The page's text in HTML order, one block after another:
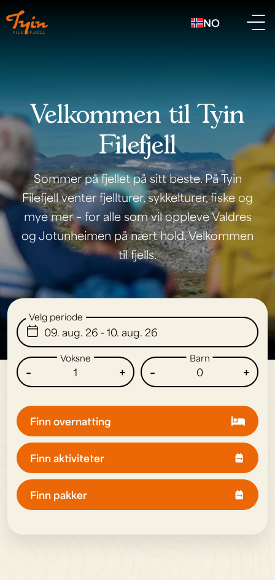
NO
Velkommen til Tyin
Filefjell
Sommer på fjellet på sitt beste. På Tyin
Filefjell venter fjellturer, sykkelturer, fiske og
mye mer – for alle som vil oppleve Valdres
og Jotunheimen på nært hold. Velkommen
til fjells.
Velg periode
09. aug. 26 - 10. aug. 26
Voksne
- +
Barn
- +
Finn overnatting
Finn aktiviteter
Finn pakker